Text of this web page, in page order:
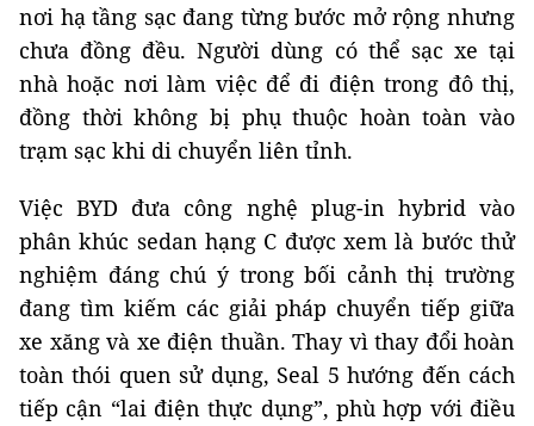
nơi hạ tầng sạc đang từng bước mở rộng nhưng
chưa đồng đều. Người dùng có thể sạc xe tại
nhà hoặc nơi làm việc để đi điện trong đô thị,
đồng thời không bị phụ thuộc hoàn toàn vào
trạm sạc khi di chuyển liên tỉnh.
Việc BYD đưa công nghệ plug-in hybrid vào
phân khúc sedan hạng C được xem là bước thử
nghiệm đáng chú ý trong bối cảnh thị trường
đang tìm kiếm các giải pháp chuyển tiếp giữa
xe xăng và xe điện thuần. Thay vì thay đổi hoàn
toàn thói quen sử dụng, Seal 5 hướng đến cách
tiếp cận “lai điện thực dụng”, phù hợp với điều